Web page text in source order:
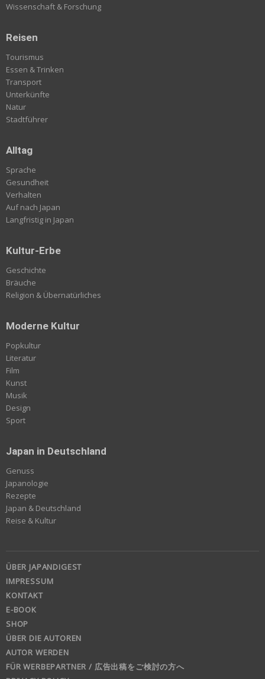
Wissenschaft & Forschung
Reisen
Tourismus
Essen & Trinken
Transport
Unterkünfte
Natur
Stadtführer
Alltag
Sprache
Gesundheit
Verhalten
Auf nach Japan
Langfristig in Japan
Kultur-Erbe
Geschichte
Bräuche
Religion & Übernatürliches
Moderne Kultur
Popkultur
Literatur
Film
Kunst
Musik
Design
Sport
Japan in Deutschland
Genuss
Japanologie
Rezepte
Japan & Deutschland
Reise & Kultur
ÜBER JAPANDIGEST
IMPRESSUM
KONTAKT
E-BOOK
SHOP
ÜBER DIE AUTOREN
AUTOR WERDEN
FÜR WERBEPARTNER / 広告出稿をご検討の方へ